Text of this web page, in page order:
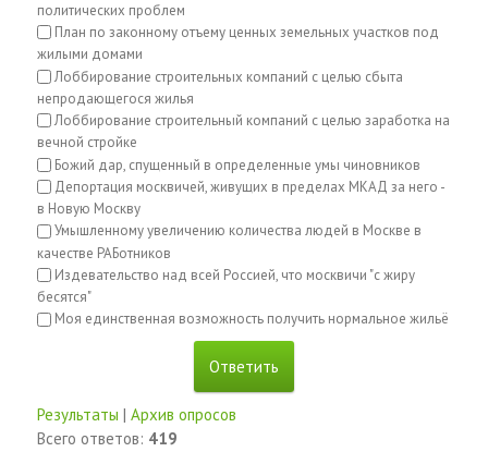
политических проблем
План по законному отъему ценных земельных участков под
жилыми домами
Лоббирование строительных компаний с целью сбыта
непродающегося жилья
Лоббирование строительный компаний с целью заработка на
вечной стройке
Божий дар, спущенный в определенные умы чиновников
Депортация москвичей, живущих в пределах МКАД за него -
в Новую Москву
Умышленному увеличению количества людей в Москве в
качестве РАБотников
Издевательство над всей Россией, что москвичи "с жиру
бесятся"
Моя единственная возможность получить нормальное жильё
Результаты | Архив опросов
Всего ответов: 419